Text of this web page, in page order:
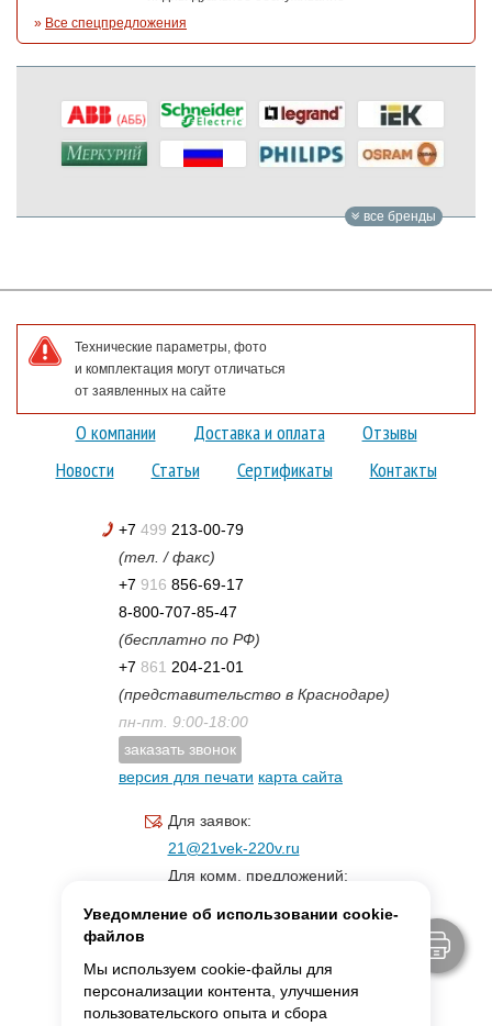
» Все спецпредложения
все бренды
Технические параметры, фото
и комплектация могут отличаться
от заявленных на сайте
О компании Доставка и оплата
Отзывы
Новости
Статьи Сертификаты Контакты
+7 499 213-00-79
(тел. / факс)
+7 916 856-69-17
8-800-707-85-47
(бесплатно по РФ)
+7 861 204-21-01
(представительство в Краснодаре)
пн-пт. 9:00-18:00
заказать звонок
версия для печати карта сайта
Для заявок:
21@21vek-220v.ru
Для комм. предложений:
Уведомление об использовании cookie-
файлов
Мы используем cookie-файлы для
персонализации контента, улучшения
пользовательского опыта и сбора